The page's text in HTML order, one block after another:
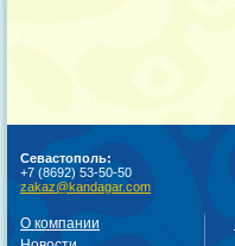
Севастополь:
+7 (8692) 53-50-50
zakaz@kandagar.com
О компании